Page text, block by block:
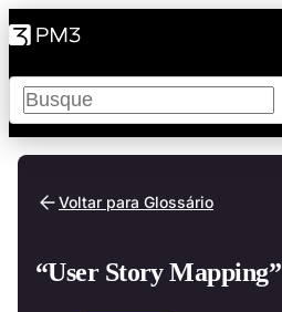
Pesquisar
Voltar para Glossário
“User Story Mapping”